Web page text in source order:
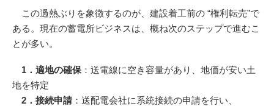
この過熱ぶりを象徴するのが、建設着工前の “権利転売”で
ある。現在の蓄電所ビジネスは、概ね次のステップで進むこ
とが多い。
1．適地の確保 ：送電線に空き容量があり、地価が安い土
地を特定
2．接続申請 ：送配電会社に系統接続の申請を行い、